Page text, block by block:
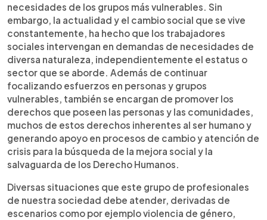
necesidades de los grupos más vulnerables. Sin
embargo, la actualidad y el cambio social que se vive
constantemente, ha hecho que los trabajadores
sociales intervengan en demandas de necesidades de
diversa naturaleza, independientemente el estatus o
sector que se aborde. Además de continuar
focalizando esfuerzos en personas y grupos
vulnerables, también se encargan de promover los
derechos que poseen las personas y las comunidades,
muchos de estos derechos inherentes al ser humano y
generando apoyo en procesos de cambio y atención de
crisis para la búsqueda de la mejora social y la
salvaguarda de los Derecho Humanos.
Diversas situaciones que este grupo de profesionales
de nuestra sociedad debe atender, derivadas de
escenarios como por ejemplo violencia de género,